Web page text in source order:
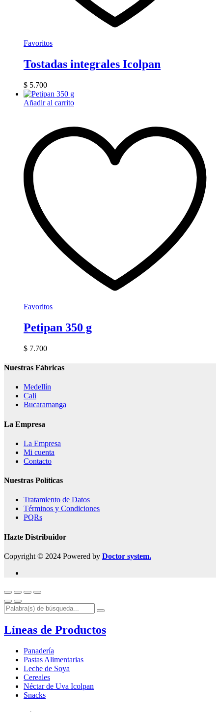
Favoritos
Tostadas integrales Icolpan
$ 5.700
Añadir al carrito
Favoritos
Petipan 350 g
$ 7.700
Nuestras Fábricas
Medellín
Cali
Bucaramanga
La Empresa
La Empresa
Mi cuenta
Contacto
Nuestras Políticas
Tratamiento de Datos
Términos y Condiciones
PQRs
Hazte Distribuidor
Copyright © 2024 Powered by Doctor system.
Líneas de Productos
Panadería
Pastas Alimentarias
Leche de Soya
Cereales
Néctar de Uva Icolpan
Snacks